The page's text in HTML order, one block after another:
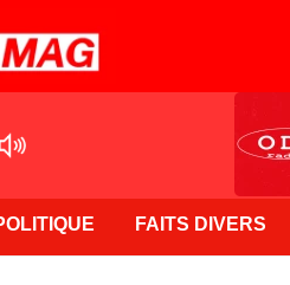
FAITS DIVERS